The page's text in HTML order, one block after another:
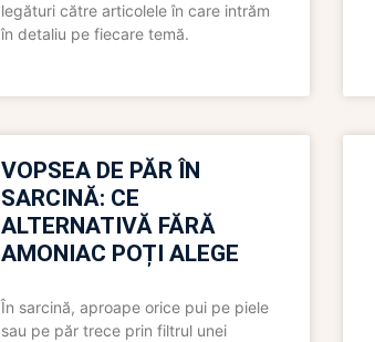
legături către articolele în care intrăm
în detaliu pe fiecare temă.
VOPSEA DE PĂR ÎN
SARCINĂ: CE
ALTERNATIVĂ FĂRĂ
AMONIAC POȚI ALEGE
În sarcină, aproape orice pui pe piele
sau pe păr trece prin filtrul unei